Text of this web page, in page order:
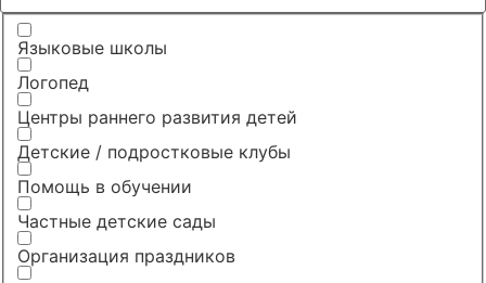
Языковые школы
Логопед
Центры раннего развития детей
Детские / подростковые клубы
Помощь в обучении
Частные детские сады
Организация праздников